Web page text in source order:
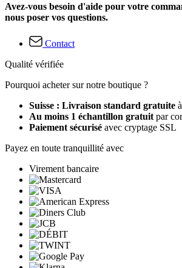
Avez-vous besoin d'aide pour votre
nous poser vos questions.
Contact
Qualité vérifiée
Pourquoi acheter sur notre boutique ?
Suisse : Livraison standard gratuite
Au moins 1 échantillon gratuit par
Paiement sécurisé avec cryptage SSL
Payez en toute tranquillité avec
Virement bancaire